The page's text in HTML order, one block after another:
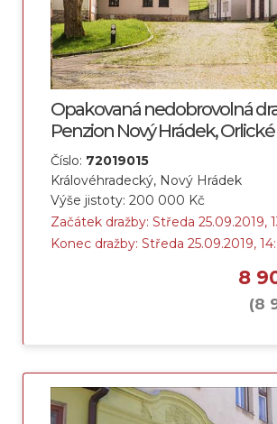
Opakovaná nedobrovolná
Penzion Nový Hrádek,
Číslo: 72019015
Královéhradecký, Nový Hrádek
Výše jistoty: 200 000 Kč
Začátek dražby: Středa 25.09.2019,
Konec dražby: Středa 25.09.2019,
8
(8